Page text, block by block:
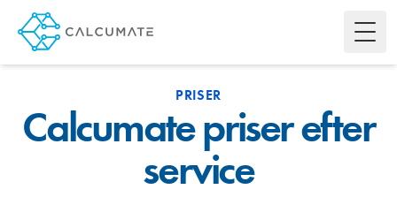
PRISER
Calcumate priser efter
service